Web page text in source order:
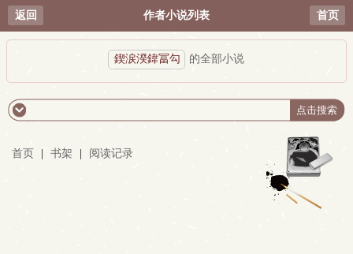
返回 作者小说列表 首页
鍥涙湀鍏冨勾 的全部小说
首页 书架 阅读记录